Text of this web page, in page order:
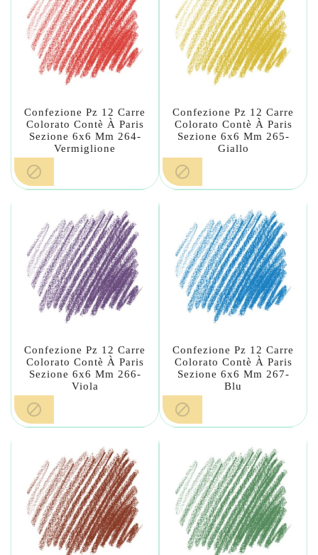
Confezione Pz 12 Carre
Colorato Contè À Paris
Sezione 6x6 Mm 264-
Vermiglione

Confezione Pz 12 Carre
Colorato Contè À Paris
Sezione 6x6 Mm 265-
Giallo

Confezione Pz 12 Carre
Colorato Contè À Paris
Sezione 6x6 Mm 266-
Viola

Confezione Pz 12 Carre
Colorato Contè À Paris
Sezione 6x6 Mm 267-
Blu
